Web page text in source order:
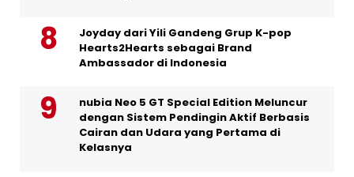
Joyday dari Yili Gandeng Grup K-pop
Hearts2Hearts sebagai Brand
Ambassador di Indonesia
nubia Neo 5 GT Special Edition Meluncur
dengan Sistem Pendingin Aktif Berbasis
Cairan dan Udara yang Pertama di
Kelasnya